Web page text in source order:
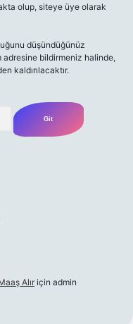
olup, siteye üye olarak
düşündüğünüz
bildirmeniz halinde,
kaldırılacaktır.
Alır için admin